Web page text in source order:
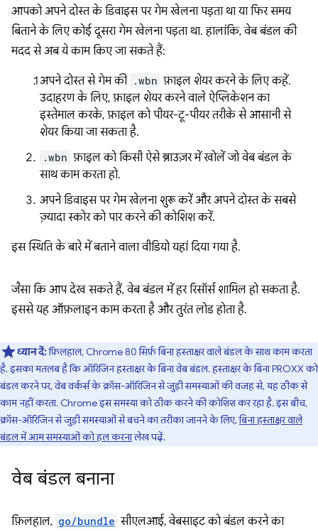
आपको अपने दोस्त के डिवाइस पर गेम खेलना पड़ता था या फिर समय
बिताने के लिए कोई दूसरा गेम खेलना पड़ता था. हालांकि, वेब बंडल की
मदद से अब ये काम किए जा सकते हैं:
अपने दोस्त से गेम की .wbn फ़ाइल शेयर करने के लिए कहें.
उदाहरण के लिए, फ़ाइल शेयर करने वाले ऐप्लिकेशन का
इस्तेमाल करके, फ़ाइल को पीयर-टू-पीयर तरीके से आसानी से
शेयर किया जा सकता है.
.wbn फ़ाइल को किसी ऐसे ब्राउज़र में खोलें जो वेब बंडल के
साथ काम करता हो.
अपने डिवाइस पर गेम खेलना शुरू करें और अपने दोस्त के सबसे
ज़्यादा स्कोर को पार करने की कोशिश करें.
इस स्थिति के बारे में बताने वाला वीडियो यहां दिया गया है.
जैसा कि आप देख सकते हैं, वेब बंडल में हर रिसॉर्स शामिल हो सकता है.
इससे यह ऑफ़लाइन काम करता है और तुरंत लोड होता है.
ध्यान दें:फ़िलहाल, Chrome 80 सिर्फ़ बिना हस्ताक्षर वाले बंडल के साथ काम करता
है. इसका मतलब है कि ऑरिजिन हस्ताक्षर के बिना वेब बंडल. हस्ताक्षर के बिना PROXX को
बंडल करने पर, वेब वर्कर्स के क्रॉस-ऑरिजिन से जुड़ी समस्याओं की वजह से, यह ठीक से
काम नहीं करता. Chrome इस समस्या को ठीक करने की कोशिश कर रहा है. इस बीच,
क्रॉस-ऑरिजिन से जुड़ी समस्याओं से बचने का तरीका जानने के लिए,बिना हस्ताक्षर वाले
बंडल में आम समस्याओं को हल करनालेख पढ़ें.
वेब बंडल बनाना
फ़िलहाल, go/bundle सीएलआई, वेबसाइट को बंडल करने का